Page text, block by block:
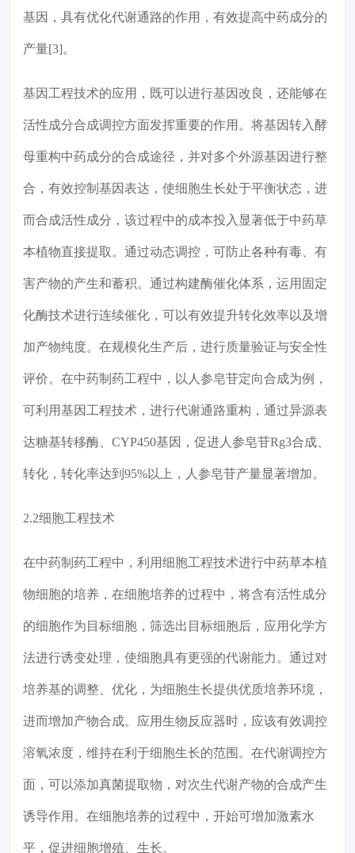
基因，具有优化代谢通路的作用，有效提高中药成分的
产量[3]。
基因工程技术的应用，既可以进行基因改良，还能够在
活性成分合成调控方面发挥重要的作用。将基因转入酵
母重构中药成分的合成途径，并对多个外源基因进行整
合，有效控制基因表达，使细胞生长处于平衡状态，进
而合成活性成分，该过程中的成本投入显著低于中药草
本植物直接提取。通过动态调控，可防止各种有毒、有
害产物的产生和蓄积。通过构建酶催化体系，运用固定
化酶技术进行连续催化，可以有效提升转化效率以及增
加产物纯度。在规模化生产后，进行质量验证与安全性
评价。在中药制药工程中，以人参皂苷定向合成为例，
可利用基因工程技术，进行代谢通路重构，通过异源表
达糖基转移酶、CYP450基因，促进人参皂苷Rg3合成、
转化，转化率达到95%以上，人参皂苷产量显著增加。
2.2细胞工程技术
在中药制药工程中，利用细胞工程技术进行中药草本植
物细胞的培养，在细胞培养的过程中，将含有活性成分
的细胞作为目标细胞，筛选出目标细胞后，应用化学方
法进行诱变处理，使细胞具有更强的代谢能力。通过对
培养基的调整、优化，为细胞生长提供优质培养环境，
进而增加产物合成。应用生物反应器时，应该有效调控
溶氧浓度，维持在利于细胞生长的范围。在代谢调控方
面，可以添加真菌提取物，对次生代谢产物的合成产生
诱导作用。在细胞培养的过程中，开始可增加激素水
平，促进细胞增殖、生长。